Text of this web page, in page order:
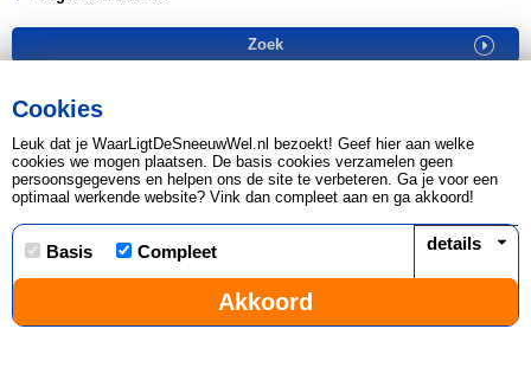
Bijkomende kosten
TUI € 0
De Jong Intra
€ 25
Toelichting
Cookies
Leuk dat je WaarLigtDeSneeuwWel.nl bezoekt! Geef hier aan welke
cookies we mogen plaatsen. De basis cookies verzamelen geen
persoonsgegevens en helpen ons de site te verbeteren. Ga je voor een
optimaal werkende website? Vink dan compleet aan en ga akkoord!
Basis Compleet details
Akkoord